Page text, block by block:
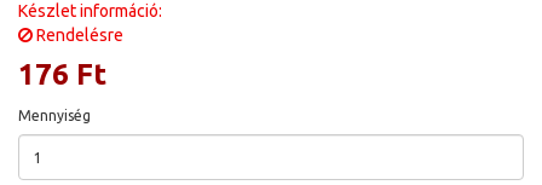
Készlet információ:
Rendelésre
176 Ft
Mennyiség